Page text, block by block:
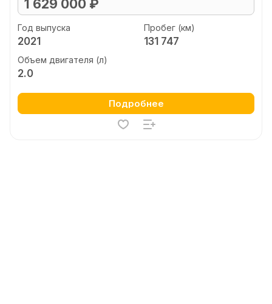
1 629 000 ₽
Год выпуска
2021
Пробег (км)
131 747
Объем двигателя (л)
2.0
Подробнее